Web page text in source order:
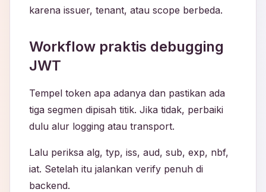
karena issuer, tenant, atau scope berbeda.
Workflow praktis debugging
JWT
Tempel token apa adanya dan pastikan ada
tiga segmen dipisah titik. Jika tidak, perbaiki
dulu alur logging atau transport.
Lalu periksa alg, typ, iss, aud, sub, exp, nbf,
iat. Setelah itu jalankan verify penuh di
backend.